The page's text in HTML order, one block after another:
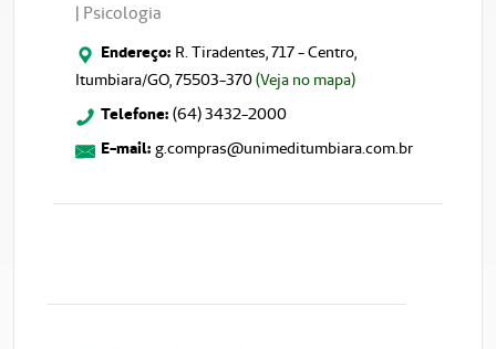
| Psicologia
Endereço: R. Tiradentes, 717 - Centro,
Itumbiara/GO, 75503-370(Veja no mapa)
Telefone: (64) 3432-2000
E-mail: g.compras@unimeditumbiara.com.br